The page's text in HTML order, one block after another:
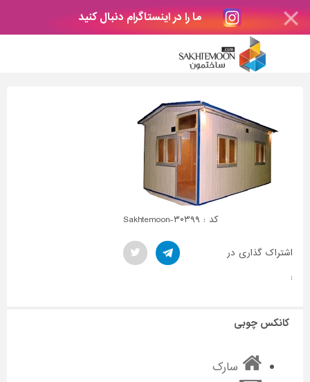
ما را در اینستاگرام دنبال کنید
کد : Sakhtemoon-۳۰۳۹۹
اشتراک گذاری در
:
کانکس چوبی
سارک